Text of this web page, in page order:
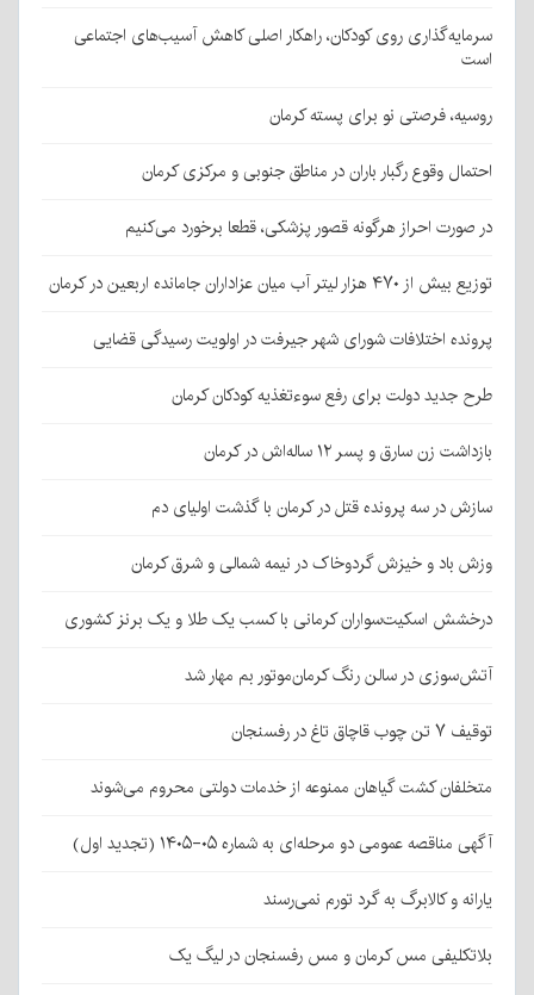
سرمایه‌گذاری روی کودکان، راهکار اصلی کاهش آسیب‌های اجتماعی
است
روسیه، فرصتی نو برای پسته کرمان
احتمال وقوع رگبار باران در مناطق جنوبی و مرکزی کرمان
در صورت احراز هرگونه قصور پزشکی، قطعا برخورد می‌کنیم
توزیع بیش از ۴۷۰ هزار لیتر آب میان عزاداران جامانده اربعین در کرمان
پرونده اختلافات شورای شهر جیرفت در اولویت رسیدگی قضایی
طرح جدید دولت برای رفع سوءتغذیه کودکان کرمان
بازداشت زن سارق و پسر ۱۲ ساله‌اش در کرمان
سازش در سه پرونده قتل در کرمان با گذشت اولیای دم
وزش باد و خیزش گردوخاک در نیمه شمالی و شرق کرمان
درخشش اسکیت‌سواران کرمانی با کسب یک طلا و یک برنز کشوری
آتش‌سوزی در سالن رنگ کرمان‌موتور بم مهار شد
توقیف ۷ تن چوب قاچاق تاغ در رفسنجان
متخلفان کشت گیاهان ممنوعه از خدمات دولتی محروم می‌شوند
آگهی مناقصه عمومی دو مرحله‌ای به شماره ۰۵-۱۴۰۵ (تجدید اول)
یارانه و کالابرگ به گرد تورم نمی‌رسند
بلاتکلیفی مس کرمان و مس رفسنجان در لیگ یک